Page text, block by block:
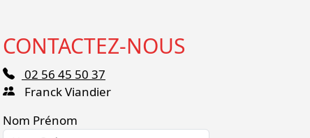
CONTACTEZ-NOUS
02 56 45 50 37
Franck Viandier
Nom Prénom